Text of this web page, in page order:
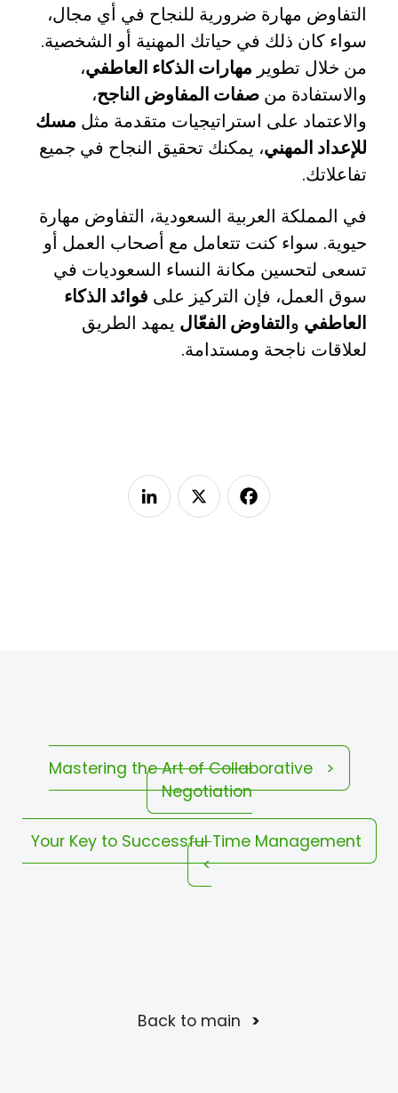
التفاوض مهارة ضرورية للنجاح في أي مجال،
سواء كان ذلك في حياتك المهنية أو الشخصية.
من خلال تطوير مهارات الذكاء العاطفي،
والاستفادة من صفات المفاوض الناجح،
والاعتماد على استراتيجيات متقدمة مثل مسك
للإعداد المهني، يمكنك تحقيق النجاح في جميع
تفاعلاتك.
في المملكة العربية السعودية، التفاوض مهارة
حيوية. سواء كنت تتعامل مع أصحاب العمل أو
تسعى لتحسين مكانة النساء السعوديات في
سوق العمل، فإن التركيز على فوائد الذكاء
العاطفي والتفاوض الفعّال يمهد الطريق
لعلاقات ناجحة ومستدامة.
Facebook
X
<
Mastering the Art of Collaborative
Negotiation
Your Key to Successful Time Management
>
<
Back to main